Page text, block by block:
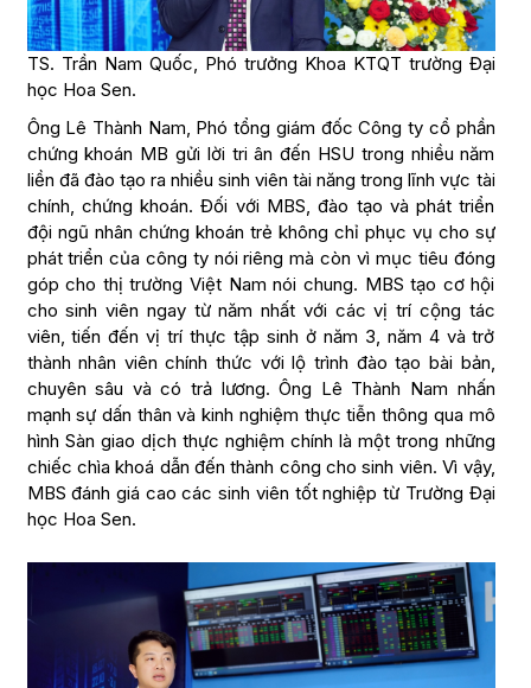
TS. Trần Nam Quốc, Phó trưởng Khoa KTQT trường Đại
học Hoa Sen.
Ông Lê Thành Nam, Phó tổng giám đốc Công ty cổ phần
chứng khoán MB gửi lời tri ân đến HSU trong nhiều năm
liền đã đào tạo ra nhiều sinh viên tài năng trong lĩnh vực tài
chính, chứng khoán. Đối với MBS, đào tạo và phát triển
đội ngũ nhân chứng khoán trẻ không chỉ phục vụ cho sự
phát triển của công ty nói riêng mà còn vì mục tiêu đóng
góp cho thị trường Việt Nam nói chung. MBS tạo cơ hội
cho sinh viên ngay từ năm nhất với các vị trí cộng tác
viên, tiến đến vị trí thực tập sinh ở năm 3, năm 4 và trở
thành nhân viên chính thức với lộ trình đào tạo bài bản,
chuyên sâu và có trả lương. Ông Lê Thành Nam nhấn
mạnh sự dấn thân và kinh nghiệm thực tiễn thông qua mô
hình Sàn giao dịch thực nghiệm chính là một trong những
chiếc chìa khoá dẫn đến thành công cho sinh viên. Vì vậy,
MBS đánh giá cao các sinh viên tốt nghiệp từ Trường Đại
học Hoa Sen.